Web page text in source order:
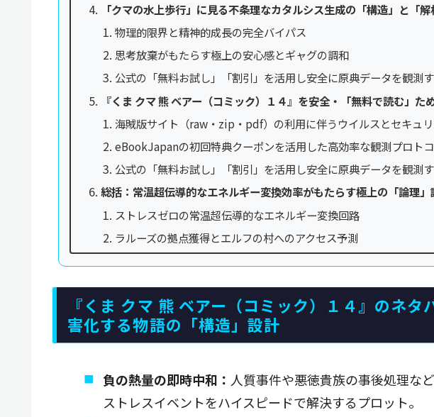
「クマの水上歩行」に見る不条理なカタルシス生成の「構造」と「解
物理的限界と精神的成長の完全バイパス
思考放棄がもたらす極上の安心感とギャグの調和
公式の「無料お試し」「割引」を活用し安全に原典データを観測
『くま クマ 熊 ベアー（コミック）１４』を安全・「無料で読む」た
海賊版サイト（raw・zip・pdf）の利用に伴うウイルスとセキュ
eBookJapanの初回特典クーポンを活用した高効率な観測プロト
公式の「無料お試し」「割引」を活用し安全に原典データを観測
総括：常温超伝導的なエネルギー変換効率がもたらす極上の「論理」
ストレスゼロの常温超伝導的なエネルギー変換回路
ラルーズの拠点獲得とエルフの村へのアクセス予測
『くま クマ 熊 ベアー（コミック）１４』のネ
害化する物語の「構造」設計
負の熱量の即時中和： 人質事件や悪徳貴族の事後処理な
ストレスイベントをハイスピードで解決するプロット。